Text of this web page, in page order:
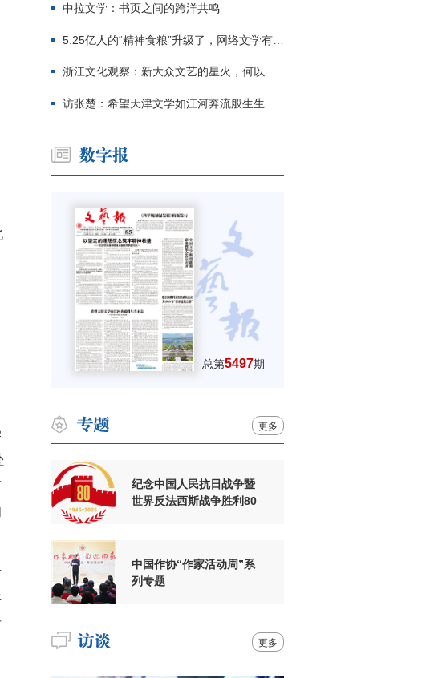
中拉文学：书页之间的跨洋共鸣
5.25亿人的“精神食粮”升级了，网络文学有了哪些新变化？
浙江文化观察：新大众文艺的星火，何以燎原？
访张楚：希望天津文学如江河奔流般生生不息
总第5497期
更多
纪念中国人民抗日战争暨
世界反法西斯战争胜利80
中国作协“作家活动周”系
列专题
更多